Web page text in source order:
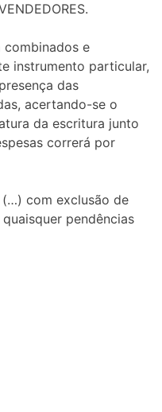
combinados e
instrumento particular,
das
acertando-se o
da escritura junto
correrá por
com exclusão de
pendências